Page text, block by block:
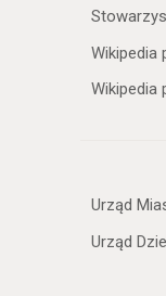
Wikipedia
Wikipedia
Urząd
Urząd